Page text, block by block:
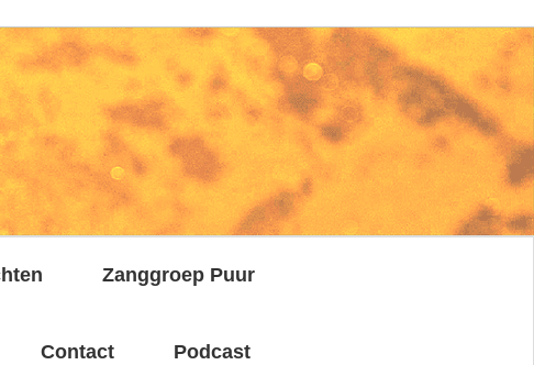
Zanggroep Puur
Contact Podcast